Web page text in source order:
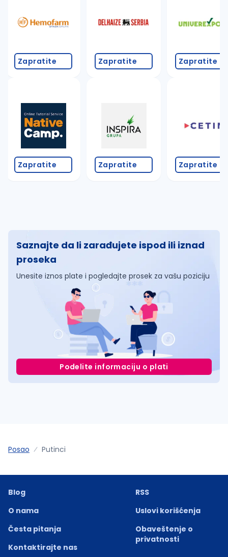
Zapratite
Zapratite
Zapratite
Zapratite
Zapratite
Zapratite
Saznajte da li zarađujete ispod ili iznad
proseka
Unesite iznos plate i pogledajte prosek za vašu poziciju
Podelite informaciju o plati
Posao Putinci
Blog
O nama
Česta pitanja
Kontaktirajte nas
RSS
Uslovi korišćenja
Obaveštenje o
privatnosti